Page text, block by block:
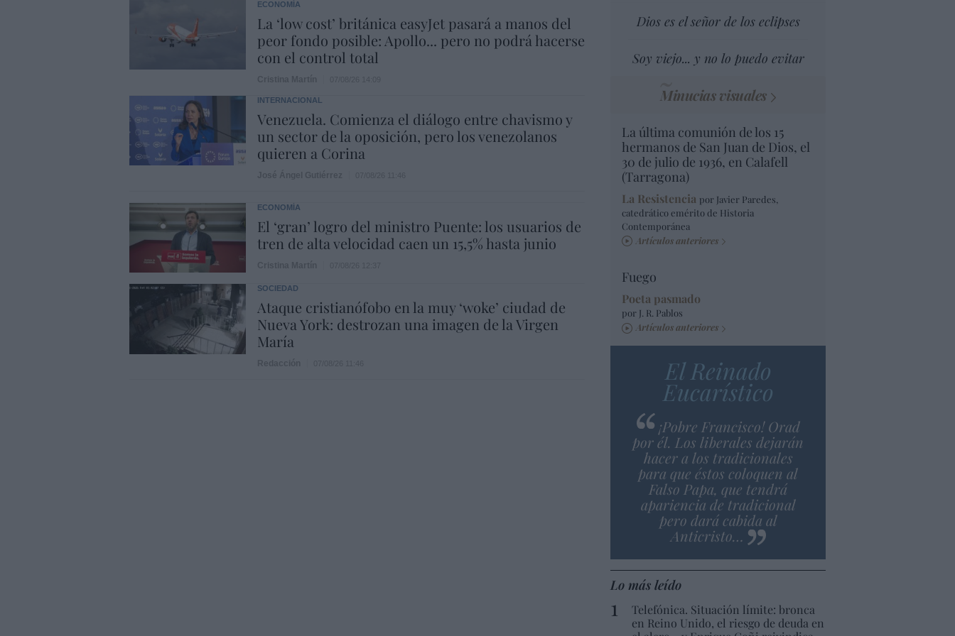
ECONOMÍA
La ‘low cost’ británica easyJet pasará a manos del
peor fondo posible: Apollo... pero no podrá hacerse
con el control total
INTERNACIONAL
Venezuela. Comienza el diálogo entre chavismo y
un sector de la oposición, pero los venezolanos
quieren a Corina
ECONOMÍA
El ‘gran’ logro del ministro Puente: los usuarios de
tren de alta velocidad caen un 15,5% hasta junio
SOCIEDAD
Ataque cristianófobo en la muy ‘woke’ ciudad de
Nueva York: destrozan una imagen de la Virgen
María
Dios es el señor de los eclipses
Soy viejo... y no lo puedo evitar
Minucias visuales
La última comunión de los 15
hermanos de San Juan de Dios, el
30 de julio de 1936, en Calafell
(Tarragona)
La Resistencia por Javier Paredes,
catedrático emérito de Historia
Contemporánea
Artículos anteriores
Fuego
Poeta pasmado
por J. R. Pablos
Artículos anteriores
El Reinado
Eucarístico
¡Pobre Francisco! Orad
por él. Los liberales dejarán
hacer a los tradicionales
para que éstos coloquen al
Falso Papa, que tendrá
apariencia de tradicional
pero dará cabida al
Anticristo…
Lo más leído
Telefónica. Situación límite: bronca
en Reino Unido, el riesgo de deuda en